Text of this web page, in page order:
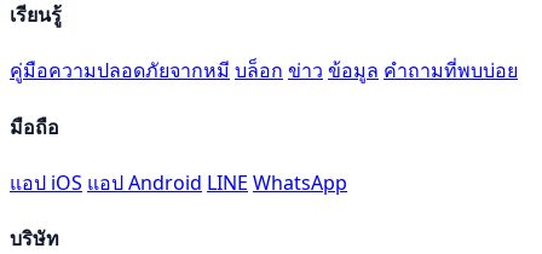
เรียนรู้
คู่มือความปลอดภัยจากหมี บล็อก ข่าว ข้อมูล คำถามที่พบบ่อย
มือถือ
แอป iOS แอป Android LINE WhatsApp
บริษัท